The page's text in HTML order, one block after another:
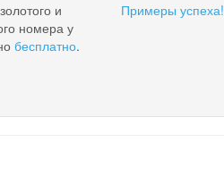
и
номера у
бесплатно.
Примеры успеха!